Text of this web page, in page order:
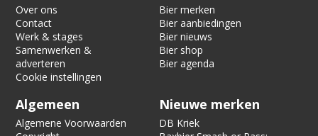
Over ons
Contact
Werk & stages
Samenwerken &
adverteren
Cookie instellingen
Bier merken
Bier aanbiedingen
Bier nieuws
Bier shop
Bier agenda
Algemeen
Algemene Voorwaarden
Nieuwe merken
DB Kriek